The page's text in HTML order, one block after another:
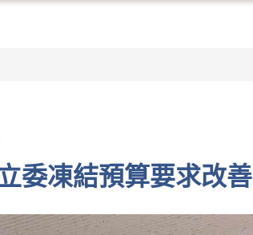
委凍結預算要求改善